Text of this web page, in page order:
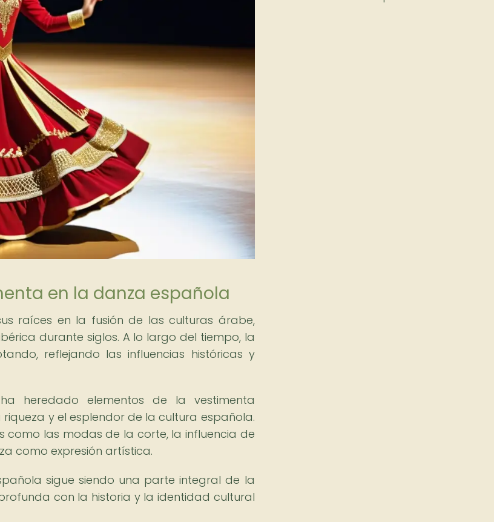
en la danza española
raíces en la fusión de las culturas árabe,
durante siglos. A lo largo del tiempo, la
reflejando las influencias históricas y
heredado elementos de la vestimenta
y el esplendor de la cultura española.
como las modas de la corte, la influencia de
como expresión artística.
sigue siendo una parte integral de la
con la historia y la identidad cultural